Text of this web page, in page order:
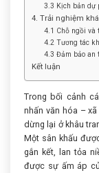
3.3 Kịch bản dự
4. Trải nghiệm
4.1 Chỗ ngồi và
4.2 Tương tác
4.3 Đảm bảo an
Kết luận
Trong bối cảnh
nhấn văn hóa –
dừng lại ở khâu
Một sân khấu
gắn kết, lan tỏa
được sự ấm áp